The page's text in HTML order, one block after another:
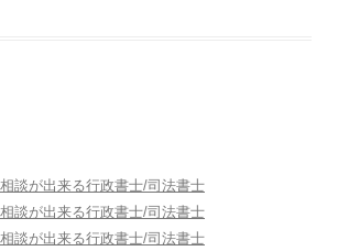
談が出来る行政書士/司法書士
談が出来る行政書士/司法書士
談が出来る行政書士/司法書士